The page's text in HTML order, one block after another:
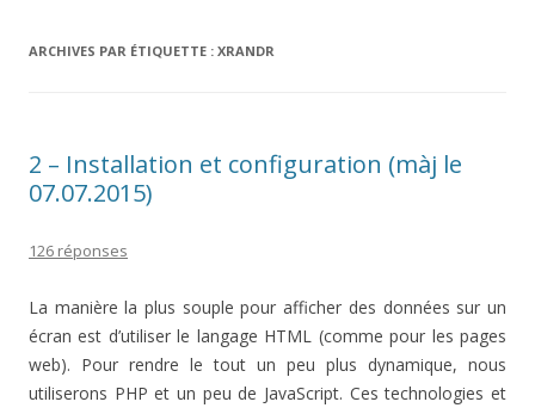
ARCHIVES PAR ÉTIQUETTE : XRANDR
2 – Installation et configuration (màj le
07.07.2015)
126 réponses
La manière la plus souple pour afficher des données sur un
écran est d’utiliser le langage HTML (comme pour les pages
web). Pour rendre le tout un peu plus dynamique, nous
utiliserons PHP et un peu de JavaScript. Ces technologies et